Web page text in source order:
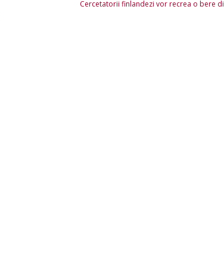
Cercetatorii finlandezi vor recrea o bere